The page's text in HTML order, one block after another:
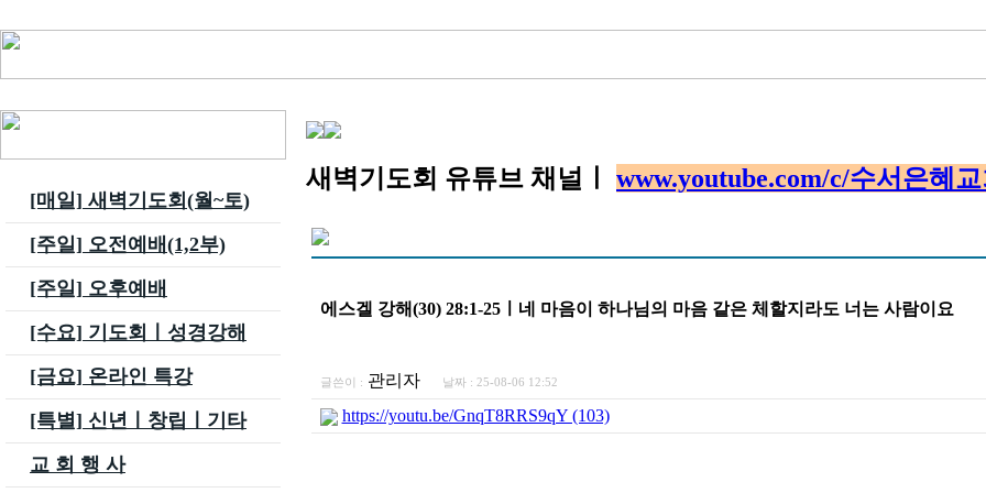
[매일] 새벽기도회(월~토)
[주일] 오전예배(1,2부)
[주일] 오후예배
[수요] 기도회ㅣ성경강해
[금요] 온라인 특강
[특별] 신년ㅣ창립ㅣ기타
교 회 행 사
새벽기도회 유튜브 채널ㅣ www.youtube.com/c/수서은혜
에스겔 강해(30) 28:1-25ㅣ네 마음이 하나님의 마음 같은 체할지라도 너는 사람이요
글쓴이 : 관리자 날짜 : 25-08-06 12:52
https://youtu.be/GnqT8RRS9qY (103)